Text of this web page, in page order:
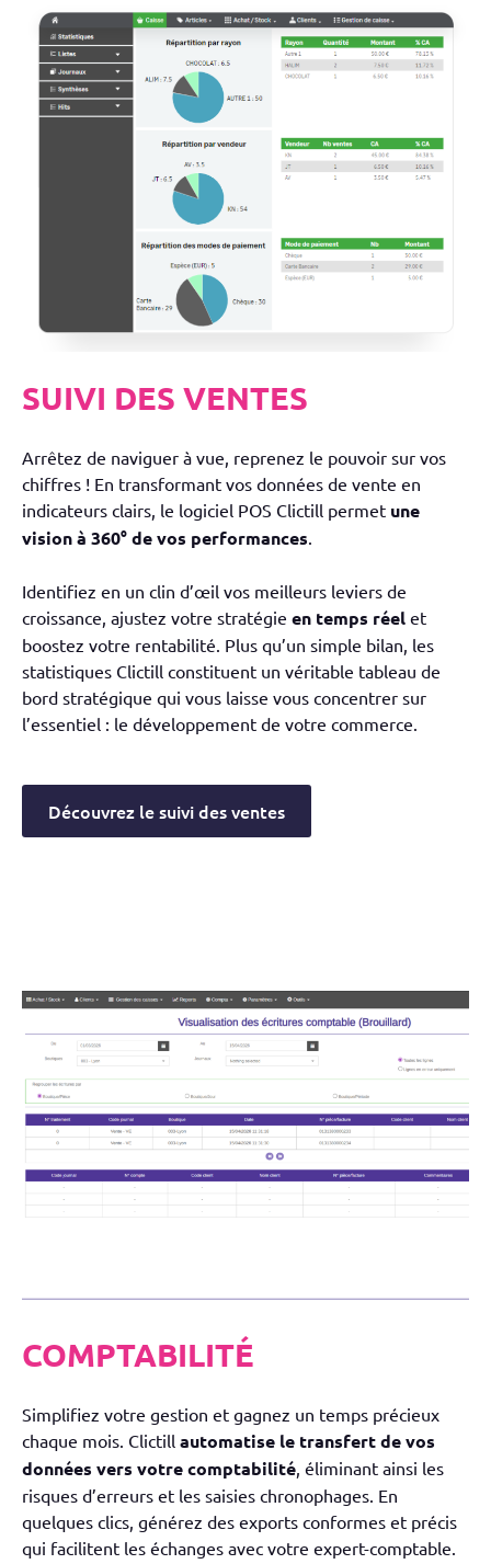
SUIVI DES VENTES
Arrêtez de naviguer à vue, reprenez le pouvoir sur vos
chiffres ! En transformant vos données de vente en
indicateurs clairs, le logiciel POS Clictill permet une
vision à 360° de vos performances
Identifiez en un clin d’œil vos meilleurs leviers de
croissance, ajustez votre stratégie en temps réel et
boostez votre rentabilité. Plus qu’un simple bilan, les
statistiques Clictill constituent un véritable tableau de
bord stratégique qui vous laisse vous concentrer sur
l’essentiel : le développement de votre commerce.
Découvrez le suivi des ventes
COMPTABILITÉ
Simplifiez votre gestion et gagnez un temps précieux
chaque mois. Clictill automatise le transfert de vos
données vers votre comptabilité , éliminant ainsi les
risques d’erreurs et les saisies chronophages. En
quelques clics, générez des exports conformes et précis
qui facilitent les échanges avec votre expert-comptable.